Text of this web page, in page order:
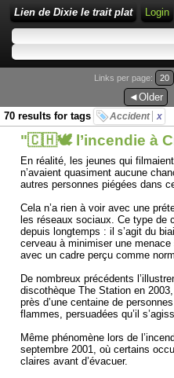
Lien de Dixie le trait plat Login
Links per page: 20
◄Older
70 results for tags
Accident x
"🇨🇭🕊️ l’incendie à
En réalité, les jeunes qui
n’avaient quasiment aucune
autres personnes piégées dans
Cela n’a rien à voir avec une
les réseaux sociaux. Ce type de
depuis longtemps : il s’agit du
cerveau à minimiser une
avec un cadre perçu comme
De nombreux précédents
discothèque The Station en
près d’une centaine de
flammes, persuadées qu’il
Même phénomène lors de
septembre 2001, où certains
claires avant d’évacuer.